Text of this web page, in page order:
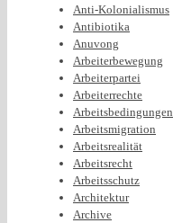
Anti-Kolonialismus
Antibiotika
Anuvong
Arbeiterbewegung
Arbeiterpartei
Arbeiterrechte
Arbeitsbedingungen
Arbeitsmigration
Arbeitsrealität
Arbeitsrecht
Arbeitsschutz
Architektur
Archive